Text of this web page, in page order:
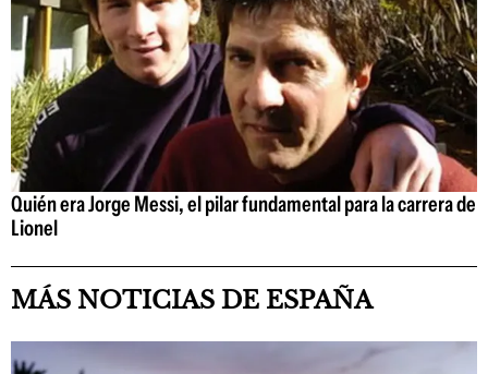
Quién era Jorge Messi, el pilar fundamental para la carrera de
Lionel
MÁS NOTICIAS DE ESPAÑA